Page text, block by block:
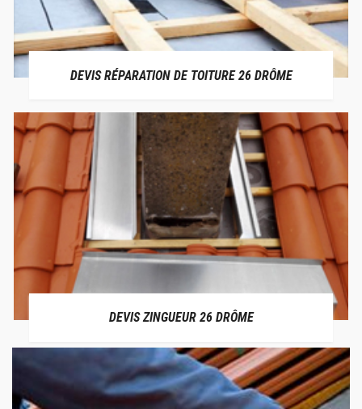
DEVIS RÉPARATION DE TOITURE 26 DRÔME
DEVIS ZINGUEUR 26 DRÔME